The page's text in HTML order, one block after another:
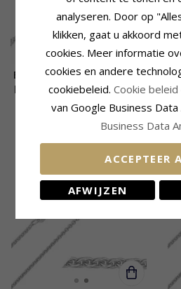
BNH singaporeketting in 14
karaat witgoud 42 cm x 2,3
mm
830,-
analyseren. Door op
klikken, gaat u akkoord
cookies. Meer informatie
cookies en andere
cookiebeleid. Cookie beleid
van Google Business Data
Business Data
ACCEPTEER
AFWIJZEN